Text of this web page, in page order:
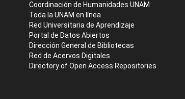
Coordinación de Humanidades UNAM
Toda la UNAM en línea
Red Universitaria de Aprendizaje
Portal de Datos Abiertos
Dirección General de Bibliotecas
Red de Acervos Digitales
Directory of Open Access Repositories